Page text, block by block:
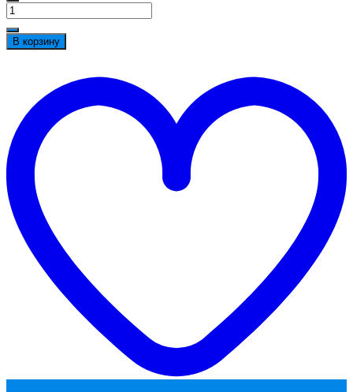
Количество
товара
Очки
газосварщика
РОСОМЗ™
GENERAL
PC),
26231
В корзину